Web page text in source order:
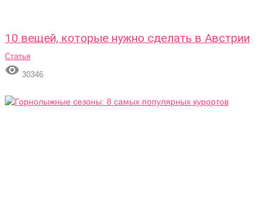
10 вещей, которые нужно сделать в Австрии
Статья
 30346